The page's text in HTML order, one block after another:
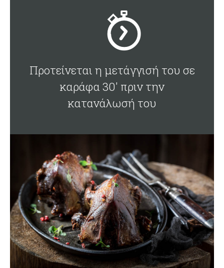
Προτείνεται η μετάγγισή του σε
καράφα 30' πριν την
κατανάλωσή του